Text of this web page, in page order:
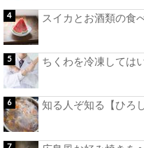
スイカとお酒類の食
ちくわを冷凍しては
知る人ぞ知る【ひろ